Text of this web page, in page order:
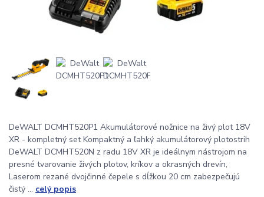
DeWALT DCMHT520P1 Akumulátorové nožnice na živý plot 18V
XR - kompletný set Kompaktný a ľahký akumulátorový plotostrih
DeWALT DCMHT520N z radu 18V XR je ideálnym nástrojom na
presné tvarovanie živých plotov, kríkov a okrasných drevín,
Laserom rezané dvojčinné čepele s dĺžkou 20 cm zabezpečujú
čistý ... celý popis